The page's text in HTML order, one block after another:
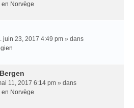
Norvège
juin 23, 2017 4:49 pm » dans
11, 2017 6:14 pm » dans
Norvège